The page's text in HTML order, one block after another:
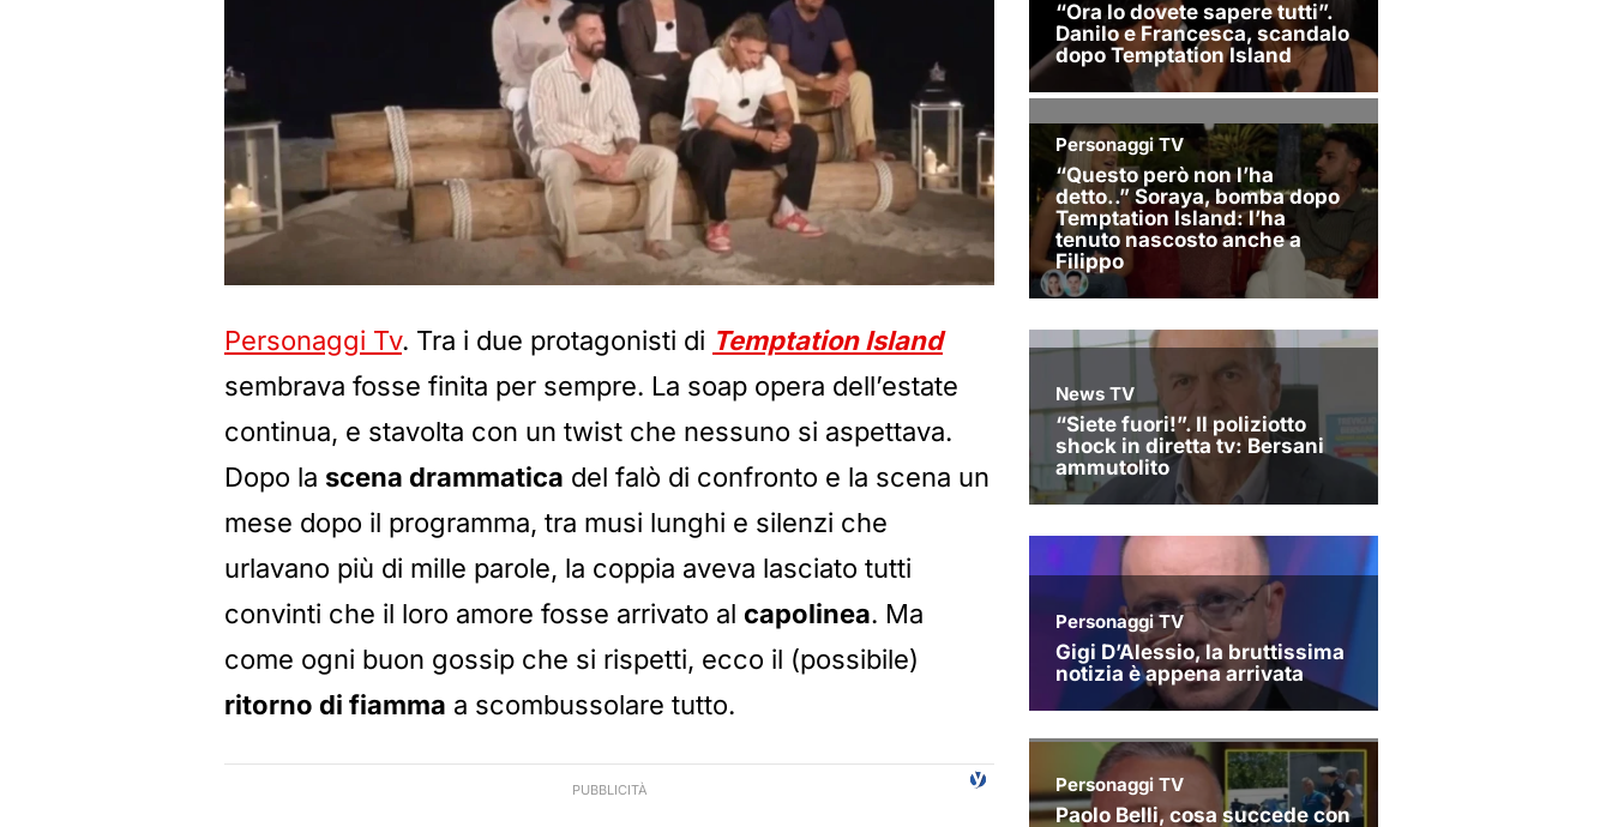
Personaggi Tv. Tra i due protagonisti di Temptation Island
sembrava fosse finita per sempre. La soap opera dell’estate
continua, e stavolta con un twist che nessuno si aspettava.
Dopo la scena drammatica del falò di confronto e la scena un
mese dopo il programma, tra musi lunghi e silenzi che
urlavano più di mille parole, la coppia aveva lasciato tutti
convinti che il loro amore fosse arrivato al capolinea. Ma
come ogni buon gossip che si rispetti, ecco il (possibile)
ritorno di fiamma a scombussolare tutto.